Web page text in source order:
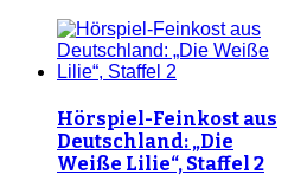
Hörspiel-Feinkost aus
Deutschland: „Die
Weiße Lilie“, Staffel 2